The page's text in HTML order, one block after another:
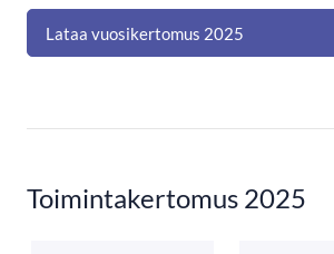
Lataa vuosikertomus 2025
Toimintakertomus 2025